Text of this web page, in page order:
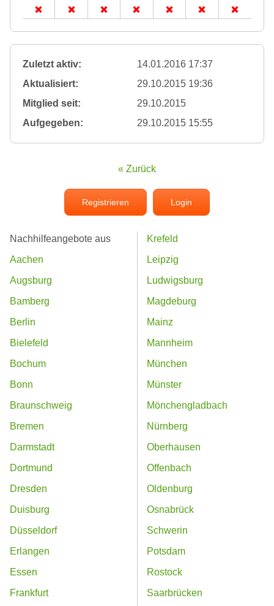
Zuletzt aktiv:
14.01.2016 17:37
Aktualisiert:
29.10.2015 19:36
Mitglied seit:
29.10.2015
Aufgegeben:
29.10.2015 15:55
« Zurück
Registrieren Login
Nachhilfeangebote aus
Aachen
Augsburg
Bamberg
Berlin
Bielefeld
Bochum
Bonn
Braunschweig
Bremen
Darmstadt
Dortmund
Dresden
Duisburg
Düsseldorf
Erlangen
Essen
Frankfurt
Krefeld
Leipzig
Ludwigsburg
Magdeburg
Mainz
Mannheim
München
Münster
Mönchengladbach
Nürnberg
Oberhausen
Offenbach
Oldenburg
Osnabrück
Schwerin
Potsdam
Rostock
Saarbrücken